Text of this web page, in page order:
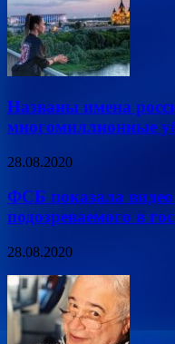
Названы имена
многомиллионные
28.08.2020
ФСБ показала
подозреваемого в
28.08.2020